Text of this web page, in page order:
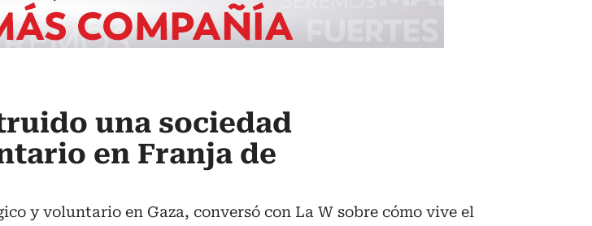
una sociedad
en Franja de
y voluntario en Gaza, conversó con La W sobre cómo vive el